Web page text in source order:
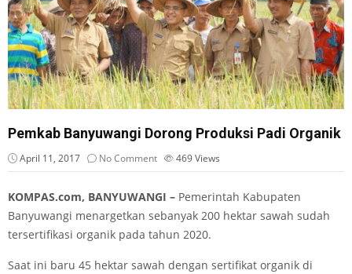
Pemkab Banyuwangi Dorong Produksi Padi Organik
April 11, 2017 No Comment 469Views
KOMPAS.com, BANYUWANGI – Pemerintah Kabupaten
Banyuwangi menargetkan sebanyak 200 hektar sawah sudah
tersertifikasi organik pada tahun 2020.
Saat ini baru 45 hektar sawah dengan sertifikat organik di